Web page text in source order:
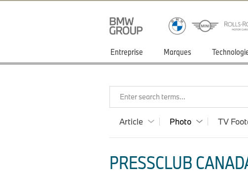
Entreprise Marques
Enter search terms...
Article Photo TV
PRESSCLUB